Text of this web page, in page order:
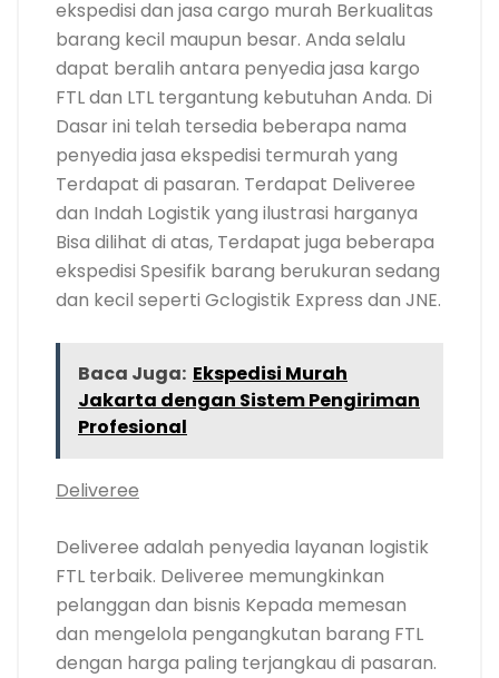
ekspedisi dan jasa cargo murah Berkualitas
barang kecil maupun besar. Anda selalu
dapat beralih antara penyedia jasa kargo
FTL dan LTL tergantung kebutuhan Anda. Di
Dasar ini telah tersedia beberapa nama
penyedia jasa ekspedisi termurah yang
Terdapat di pasaran. Terdapat Deliveree
dan Indah Logistik yang ilustrasi harganya
Bisa dilihat di atas, Terdapat juga beberapa
ekspedisi Spesifik barang berukuran sedang
dan kecil seperti Gclogistik Express dan JNE.
Baca Juga: Ekspedisi Murah
Jakarta dengan Sistem Pengiriman
Profesional
Deliveree
Deliveree adalah penyedia layanan logistik
FTL terbaik. Deliveree memungkinkan
pelanggan dan bisnis Kepada memesan
dan mengelola pengangkutan barang FTL
dengan harga paling terjangkau di pasaran.